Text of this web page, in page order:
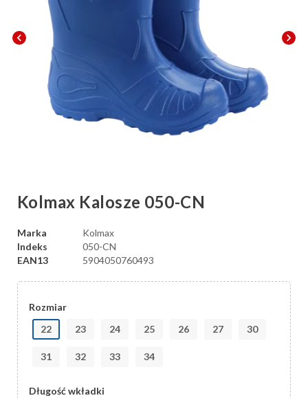
chevron_left chevron_right
Kolmax Kalosze 050-CN
Marka
Kolmax
Indeks
050-CN
EAN13
5904050760493
Rozmiar
22
23 24 25 26 27 30
31 32 33 34
Długość wkładki